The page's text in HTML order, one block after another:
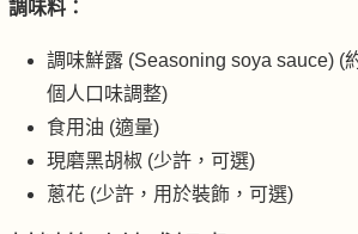
調味料：
調味鮮露 (Seasoning soya sauce) (
個人口味調整)
食用油 (適量)
現磨黑胡椒 (少許，可選)
蔥花 (少許，用於裝飾，可選)